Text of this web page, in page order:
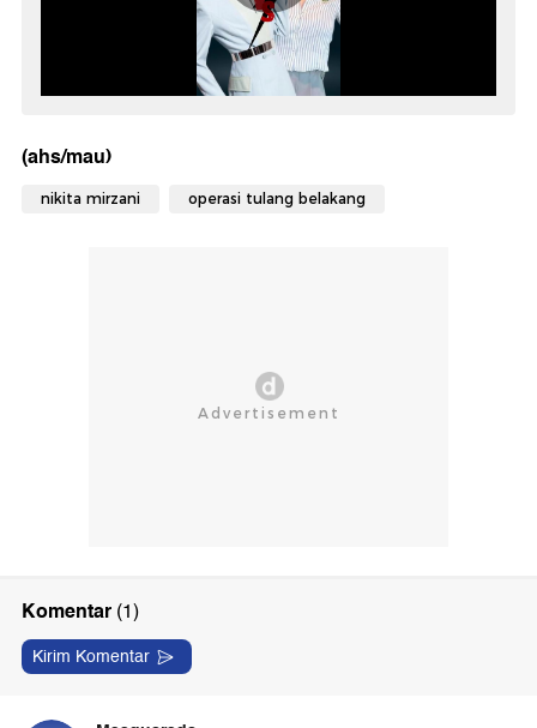
(ahs/mau)
nikita mirzani operasi tulang belakang